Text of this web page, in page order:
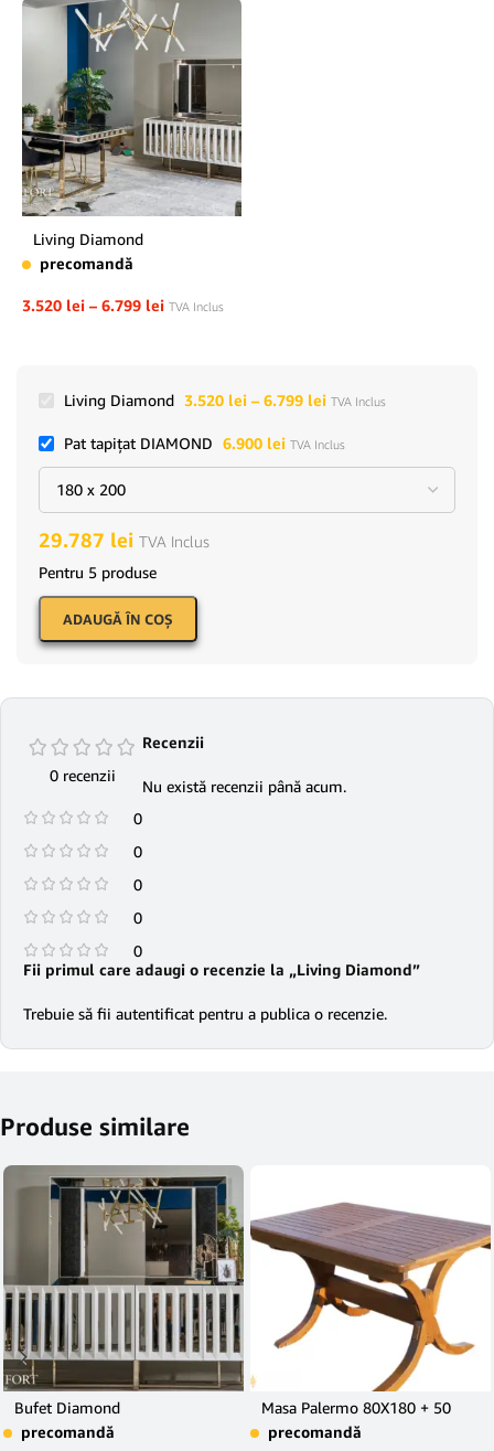
Living Diamond
precomandă
3.520 lei – 6.799 lei TVA Inclus
Living Diamond 3.520 lei – 6.799 lei TVA Inclus
Pat tapițat DIAMOND 6.900 lei TVA Inclus
29.787 lei TVA Inclus
Pentru 5 produse
ADAUGĂ ÎN COŞ
0 recenzii
0
0
0
0
0
Recenzii
Nu există recenzii până acum.
Fii primul care adaugi o recenzie la „Living Diamond”
Trebuie să fii autentificat pentru a publica o recenzie.
Produse similare
Bufet Diamond
precomandă
Masa Palermo 80X180 + 50
precomandă